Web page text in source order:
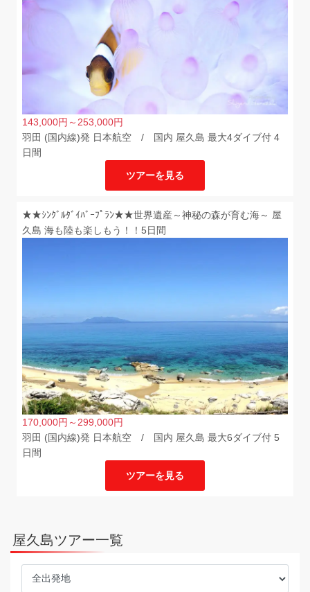
143,000円 ～253,000円
羽田 (国内線)発 日本航空 / 国内 屋久島 最大4ダイブ付 4
日間
ツアーを見る
★★ｼﾝｸﾞﾙﾀﾞｲﾊﾞｰﾌﾟﾗﾝ★★世界遺産～神秘の森が育む海～ 屋
久島 海も陸も楽しもう！！5日間
170,000円 ～299,000円
羽田 (国内線)発 日本航空 / 国内 屋久島 最大6ダイブ付 5
日間
ツアーを見る
屋久島ツアー一覧